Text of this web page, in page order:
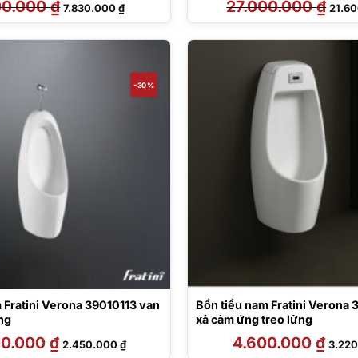
₫ Giá
gốc
là:
7.830.000₫Giá
hiện
tại
7.830.000 ₫.
27.000.000₫ Giá
gốc
là:
-30%
Fratini Verona 39010113 van
₫ Giá
gốc
2.450.000₫Giá
hiện
Bồn tiểu nam Fratini Verona
xả cảm ứng treo lửng
4.600.000₫ Giá
gốc